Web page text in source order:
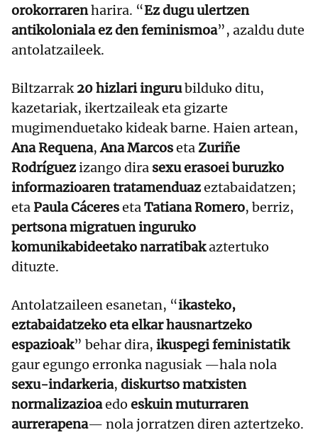
orokorrarenharira. “Ez dugu ulertzen
antikoloniala ez den feminismoa”, azaldu dute
antolatzaileek.
Biltzarrak20 hizlari ingurubilduko ditu,
kazetariak, ikertzaileak eta gizarte
mugimenduetako kideak barne. Haien artean,
Ana Requena,Ana MarcosetaZuriñe
Rodríguezizango dira sexu erasoei buruzko
informazioaren tratamenduazeztabaidatzen;
etaPaula CáceresetaTatiana Romero, berriz,
pertsona migratuen inguruko
komunikabideetako narratibakaztertuko
dituzte.
Antolatzaileen esanetan, “ikasteko,
eztabaidatzeko eta elkar hausnartzeko
espazioak” behar dira, ikuspegi feministatik
gaur egungo erronka nagusiak —hala nola
sexu-indarkeria, diskurtso matxisten
normalizazioaedo eskuin muturraren
aurrerapena— nola jorratzen diren aztertzeko.